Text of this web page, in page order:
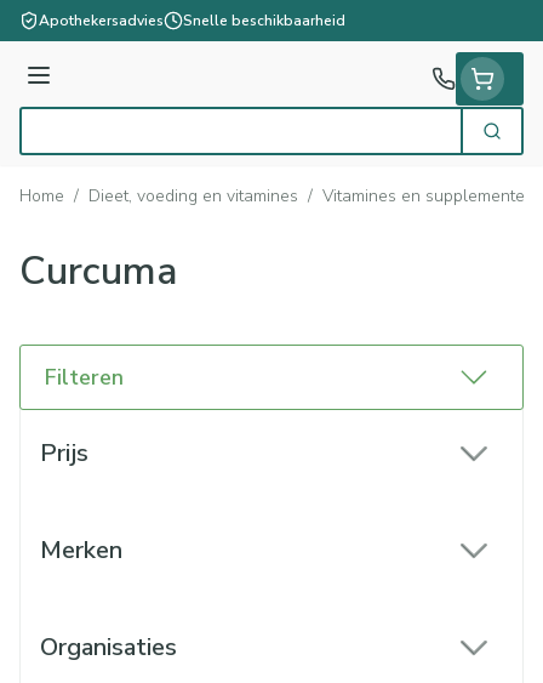
Ga naar de inhoud
Apothekersadvies Snelle beschikbaarheid
Menu
Zoek
Home / Dieet, voeding en vitamines / Vitamines en supplementen
Curcuma
Filteren
Prijs
Merken
Organisaties